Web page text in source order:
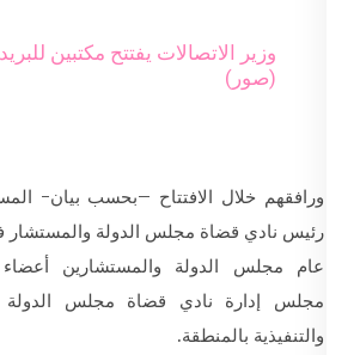
وزير الاتصالات يفتتح مكتبين
(صور)
ورافقهم خلال الافتتاح –بحسب بيان-
رئيس نادي قضاة مجلس الدولة والمستشار
عام مجلس الدولة والمستشارين
مجلس إدارة نادي قضاة مجلس الدولة
والتنفيذية بالمنطقة.